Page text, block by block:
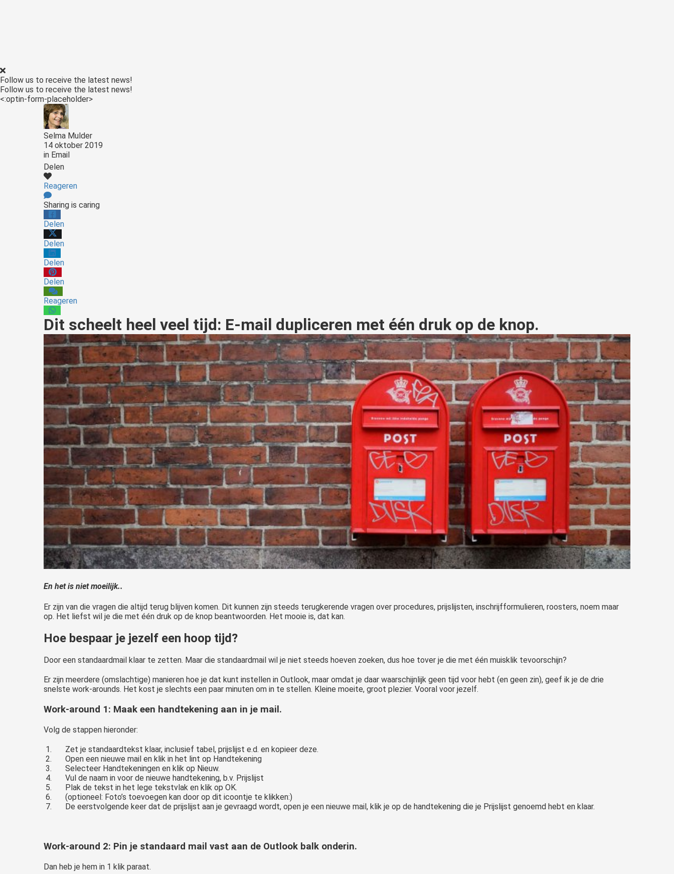
Follow us to receive the latest news!
Follow us to receive the latest news!
<:optin-form-placeholder>
Selma Mulder
14 oktober 2019
in Email
Delen
Reageren
Sharing is caring
Delen
Delen
Delen
Delen
Reageren
Dit scheelt heel veel tijd: E-mail dupliceren met één druk op de knop.
En het is niet moeilijk..
Er zijn van die vragen die altijd terug blijven komen. Dit kunnen zijn steeds terugkerende vragen over procedures, prijslijsten, inschrijfformulieren, roosters, noem maar
op. Het liefst wil je die met één druk op de knop beantwoorden. Het mooie is, dat kan.
Hoe bespaar je jezelf een hoop tijd?
Door een standaardmail klaar te zetten. Maar die standaardmail wil je niet steeds hoeven zoeken, dus hoe tover je die met één muisklik tevoorschijn?
Er zijn meerdere (omslachtige) manieren hoe je dat kunt instellen in Outlook, maar omdat je daar waarschijnlijk geen tijd voor hebt (en geen zin), geef ik je de drie
snelste work-arounds. Het kost je slechts een paar minuten om in te stellen. Kleine moeite, groot plezier. Vooral voor jezelf.
Work-around 1: Maak een handtekening aan in je mail.
Volg de stappen hieronder:
Zet je standaardtekst klaar, inclusief tabel, prijslijst e.d. en kopieer deze.
Open een nieuwe mail en klik in het lint op Handtekening
Selecteer Handtekeningen en klik op Nieuw.
Vul de naam in voor de nieuwe handtekening, b.v. Prijslijst
Plak de tekst in het lege tekstvlak en klik op OK.
(optioneel: Foto’s toevoegen kan door op dit icoontje te klikken:)
De eerstvolgende keer dat de prijslijst aan je gevraagd wordt, open je een nieuwe mail, klik je op de handtekening die je Prijslijst genoemd hebt en klaar.
Work-around 2: Pin je standaard mail vast aan de Outlook balk onderin.
Dan heb je hem in 1 klik paraat.